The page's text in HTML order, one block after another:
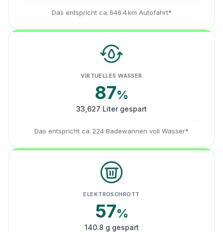
Das entspricht ca. 646.4 km Autofahrt*
VIRTUELLES WASSER
87%
33,627 Liter gespart
Das entspricht ca. 224 Badewannen voll Wasser*
ELEKTROSCHROTT
57%
140.8 g gespart